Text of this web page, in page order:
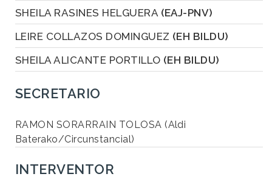
SHEILA RASINES HELGUERA (EAJ-PNV)
LEIRE COLLAZOS DOMINGUEZ (EH BILDU)
SHEILA ALICANTE PORTILLO (EH BILDU)
SECRETARIO
RAMON SORARRAIN TOLOSA (Aldi
Baterako/Circunstancial)
INTERVENTOR